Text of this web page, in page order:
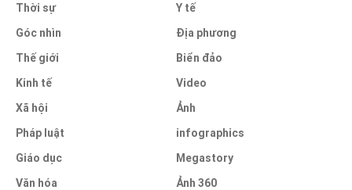
Thời sự
Góc nhìn
Thế giới
Kinh tế
Xã hội
Pháp luật
Giáo dục
Văn hóa
Y tế
Địa phương
Biển đảo
Video
Ảnh
infographics
Megastory
Ảnh 360